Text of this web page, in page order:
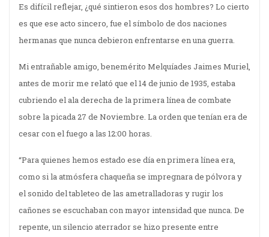
Es difícil reflejar, ¿qué sintieron esos dos hombres? Lo cierto
es que ese acto sincero, fue el símbolo de dos naciones
hermanas que nunca debieron enfrentarse en una guerra.
Mi entrañable amigo, benemérito Melquíades Jaimes Muriel,
antes de morir me relató que el 14 de junio de 1935, estaba
cubriendo el ala derecha de la primera línea de combate
sobre la picada 27 de Noviembre. La orden que tenían era de
cesar con el fuego a las 12:00 horas.
“Para quienes hemos estado ese día en primera línea era,
como si la atmósfera chaqueña se impregnara de pólvora y
el sonido del tableteo de las ametralladoras y rugir los
cañones se escuchaban con mayor intensidad que nunca. De
repente, un silencio aterrador se hizo presente entre